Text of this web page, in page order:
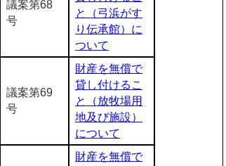
議案第68
号
と（弓浜がす
り伝承館）に
ついて
議案第69
号
財産を無償で
貸し付けるこ
と（放牧場用
地及び施設）
について
財産を無償で